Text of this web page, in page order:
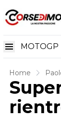
MOTOGP
Home